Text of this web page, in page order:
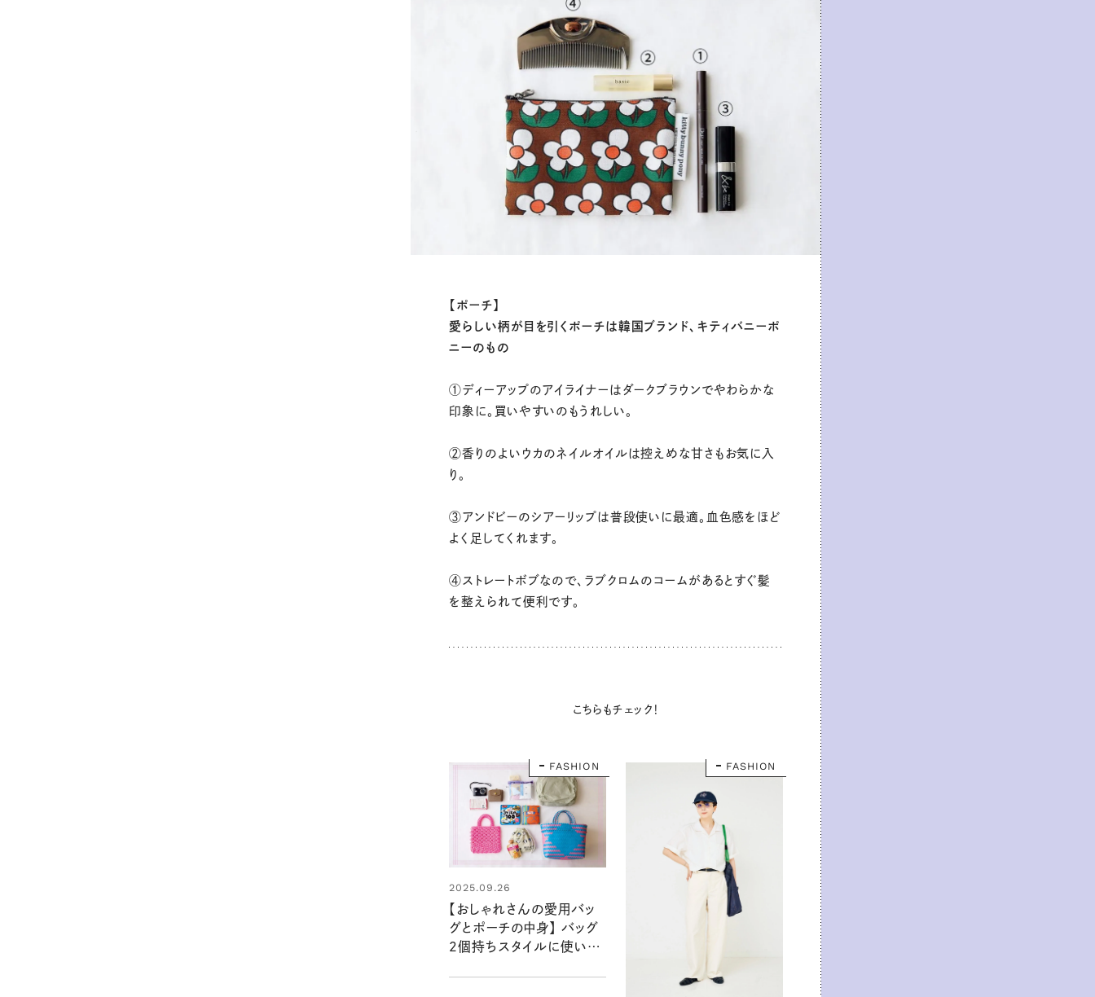
【ポーチ】
愛らしい柄が目を引くポーチは韓国ブランド、キティバニーポ
ニーのもの
①ディーアップのアイライナーはダークブラウンでやわらかな
印象に。買いやすいのもうれしい。
②香りのよいウカのネイルオイルは控えめな甘さもお気に入
り。
③アンドビーのシアーリップは普段使いに最適。血色感をほど
よく足してくれます。
④ストレートボブなので、ラブクロムのコームがあるとすぐ髪
を整えられて便利です。
こちらもチェック！
FASHION
2025.09.26
【おしゃれさんの愛用バッ
グとポーチの中身】 バッグ
２個持ちスタイルに使いや
FASHION